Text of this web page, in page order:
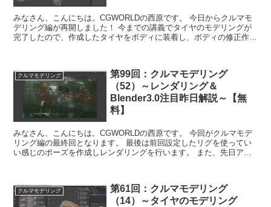
みなさん、こんにちは。CGWORLDの西原です。 今日からクルマモ
デリング編が再開しました！ 今までの講義でタイヤのモデリングが
完了したので、作成したタイヤをボディに装着し、ボディの修正作業
クルマモデリング
第99回：クルマモデリング
（52）～レンダリング＆
Blender3.0注目昨日解説～【無
料】
みなさん、こんにちは。CGWORLDの西原です。 今回がクルマモデ
リング編の最終回となります。 最後は前回設定したリグを使ってい
い感じのポーズを作成しレンダリングを行います。 また、先日アッ
クルマモデリング
第61回：クルマモデリング
（14）～タイヤのモデリング